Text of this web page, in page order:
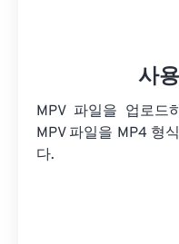
사
MPV 파일을 업로드
MPV 파일을 MP4 형
다.